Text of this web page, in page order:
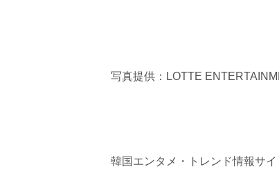
写真提供：LOTTE
韓国エンタメ・トレンド情報サイ